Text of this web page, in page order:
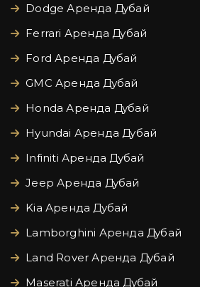
Dodge Аренда Дубай
Ferrari Аренда Дубай
Ford Аренда Дубай
GMC Аренда Дубай
Honda Аренда Дубай
Hyundai Аренда Дубай
Infiniti Аренда Дубай
Jeep Аренда Дубай
Kia Аренда Дубай
Lamborghini Аренда Дубай
Land Rover Аренда Дубай
Maserati Аренда Дубай